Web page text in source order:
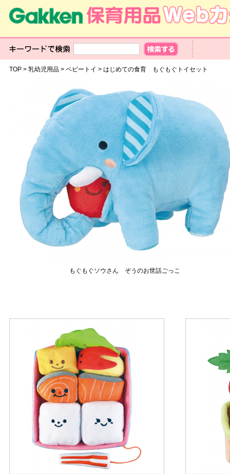
TOP> 乳幼児用品> ベビートイ > はじめての食育 もぐもぐトイセット
もぐもぐソウさん ぞうのお世話ごっこ